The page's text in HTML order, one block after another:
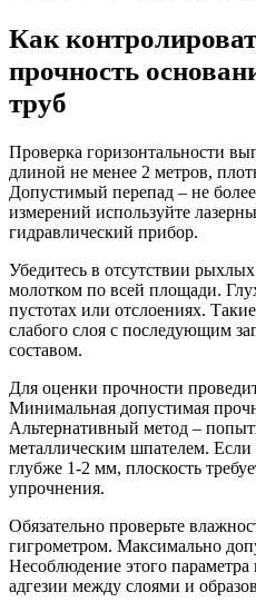
Как
прочность
труб
Проверка горизонтальности
длиной не менее 2 метров,
Допустимый перепад – не
измерений используйте
гидравлический прибор.
Убедитесь в отсутствии
молотком по всей площади.
пустотах или отслоениях.
слабого слоя с последующим
составом.
Для оценки прочности
Минимальная допустимая
Альтернативный метод –
металлическим шпателем. Если
глубже 1-2 мм, плоскость
упрочнения.
Обязательно проверьте
гигрометром. Максимально
Несоблюдение этого
адгезии между слоями и